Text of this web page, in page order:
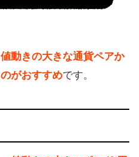
値動きの大きな通貨ペアか
がおすすめです。